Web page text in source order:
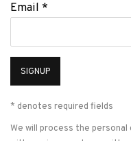
Email *
SIGNUP
* denotes required fields
We will process the